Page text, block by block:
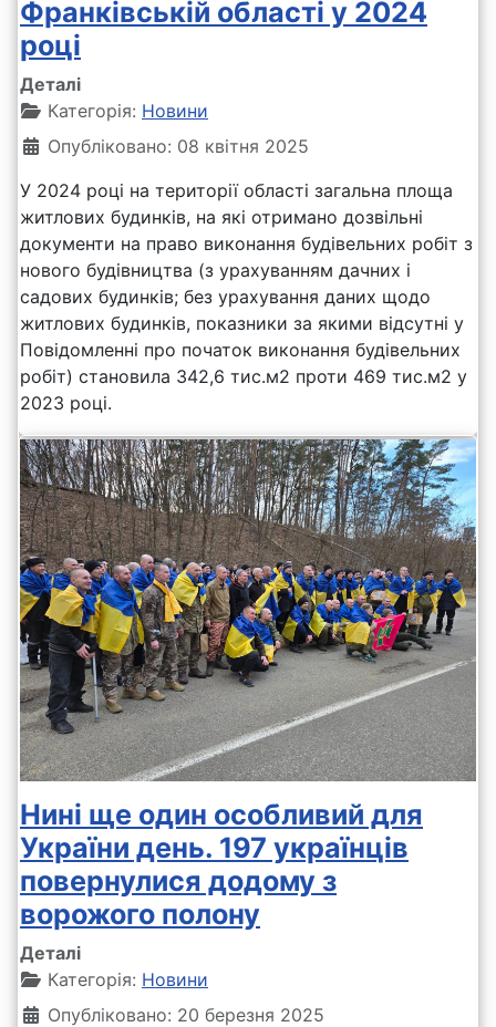
Франківській області у 2024
році
Деталі
Категорія: Новини
Опубліковано: 08 квітня 2025
У 2024 році на території області загальна площа
житлових будинків, на які отримано дозвільні
документи на право виконання будівельних робіт з
нового будівництва (з урахуванням дачних і
садових будинків; без урахування даних щодо
житлових будинків, показники за якими відсутні у
Повідомленні про початок виконання будівельних
робіт) становила 342,6 тис.м2 проти 469 тис.м2 у
2023 році.
Нині ще один особливий для
України день. 197 українців
повернулися додому з
ворожого полону
Деталі
Категорія: Новини
Опубліковано: 20 березня 2025